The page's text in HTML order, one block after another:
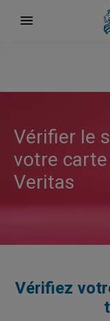
Vérifier le
votre
Veritas
Vérifiez